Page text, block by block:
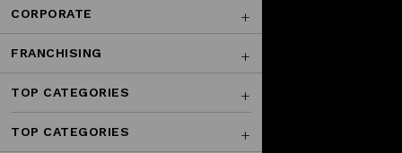
CORPORATE
FRANCHISING
TOP CATEGORIES
TOP CATEGORIES